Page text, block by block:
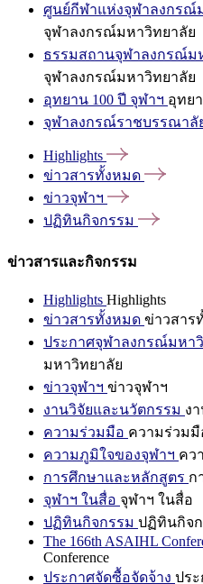
ศูนย์กีฬาแห่งจุฬาลงกรณ์
จุฬาลงกรณ์มหาวิทยาลัย
ธรรมสถานจุฬาลงกรณ์ม
จุฬาลงกรณ์มหาวิทยาลัย
อุทยาน 100 ปี จุฬาฯ อุทย
จุฬาลงกรณ์ราชบรรณาลั
Highlights
ข่าวสารทั้งหมด
ข่าวจุฬาฯ
ปฏิทินกิจกรรม
ข่าวสารและกิจกรรม
Highlights Highlights
ข่าวสารทั้งหมด ข่าวสาร
ประกาศจุฬาลงกรณ์มหา
มหาวิทยาลัย
ข่าวจุฬาฯ ข่าวจุฬาฯ
งานวิจัยและนวัตกรรม ง
ความร่วมมือ ความร่วมมื
ความภูมิใจของจุฬาฯ คว
การศึกษาและหลักสูตร ก
จุฬาฯ ในสื่อ จุฬาฯ ในสื่อ
ปฏิทินกิจกรรม ปฏิทินกิจ
The 166th ASAIHL
Conference
ประกาศจัดซื้อจัดจ้าง ปร